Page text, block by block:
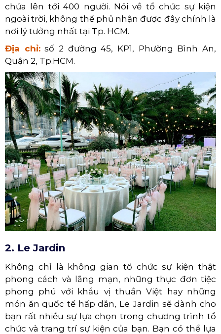
chứa lên tới 400 người. Nói về tổ chức sự kiện
ngoài trời, không thể phủ nhận được đây chính là
nơi lý tưởng nhất tại Tp. HCM.
Địa chỉ:số 2 đường 45, KP1, Phường Bình An,
Quận 2, Tp.HCM.
2. Le Jardin
Không chỉ là không gian tổ chức sự kiện thật
phong cách và lãng mạn, những thực đơn tiệc
phong phú với khẩu vị thuần Việt hay những
món ăn quốc tế hấp dẫn, Le Jardin sẽ dành cho
bạn rất nhiều sự lựa chọn trong chương trình tổ
chức và trang trí sự kiện của bạn. Bạn có thể lựa